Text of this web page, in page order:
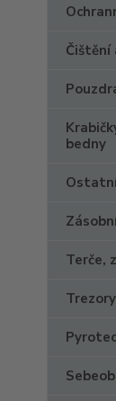
Čištění
bedny
Terče,